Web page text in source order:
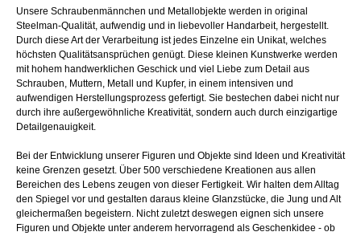
Unsere Schraubenmännchen und Metallobjekte werden in original
Steelman-Qualität, aufwendig und in liebevoller Handarbeit, hergestellt.
Durch diese Art der Verarbeitung ist jedes Einzelne ein Unikat, welches
höchsten Qualitätsansprüchen genügt. Diese kleinen Kunstwerke werden
mit hohem handwerklichen Geschick und viel Liebe zum Detail aus
Schrauben, Muttern, Metall und Kupfer, in einem intensiven und
aufwendigen Herstellungsprozess gefertigt. Sie bestechen dabei nicht nur
durch ihre außergewöhnliche Kreativität, sondern auch durch einzigartige
Detailgenauigkeit.
Bei der Entwicklung unserer Figuren und Objekte sind Ideen und Kreativität
keine Grenzen gesetzt. Über 500 verschiedene Kreationen aus allen
Bereichen des Lebens zeugen von dieser Fertigkeit. Wir halten dem Alltag
den Spiegel vor und gestalten daraus kleine Glanzstücke, die Jung und Alt
gleichermaßen begeistern. Nicht zuletzt deswegen eignen sich unsere
Figuren und Objekte unter anderem hervorragend als Geschenkidee - ob